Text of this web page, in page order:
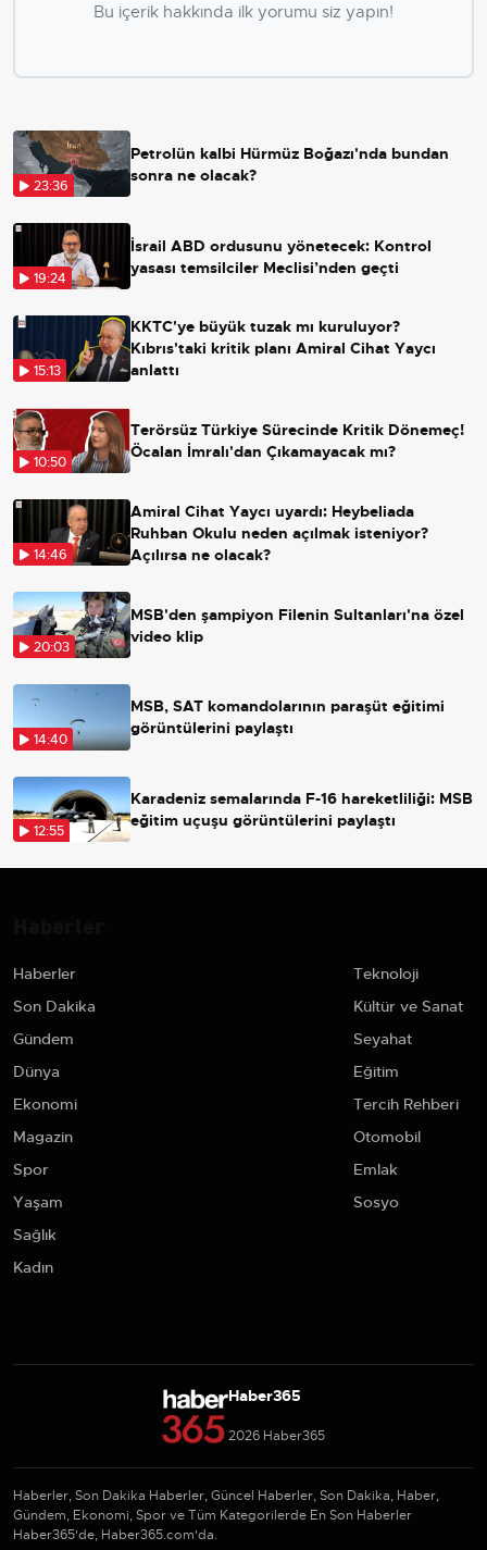
Bu içerik hakkında ilk yorumu siz yapın!
23:36
Petrolün kalbi Hürmüz Boğazı'nda bundan
sonra ne olacak?
19:24
İsrail ABD ordusunu yönetecek: Kontrol
yasası temsilciler Meclisi’nden geçti
15:13
KKTC'ye büyük tuzak mı kuruluyor?
Kıbrıs'taki kritik planı Amiral Cihat Yaycı
anlattı
10:50
Terörsüz Türkiye Sürecinde Kritik Dönemeç!
Öcalan İmralı'dan Çıkamayacak mı?
14:46
Amiral Cihat Yaycı uyardı: Heybeliada
Ruhban Okulu neden açılmak isteniyor?
Açılırsa ne olacak?
20:03
MSB'den şampiyon Filenin Sultanları'na özel
video klip
14:40
MSB, SAT komandolarının paraşüt eğitimi
görüntülerini paylaştı
12:55
Karadeniz semalarında F-16 hareketliliği: MSB
eğitim uçuşu görüntülerini paylaştı
Haberler
Son Dakika
Gündem
Dünya
Ekonomi
Magazin
Spor
Yaşam
Sağlık
Kadın
Teknoloji
Kültür ve Sanat
Seyahat
Eğitim
Tercih Rehberi
Otomobil
Emlak
Sosyo
Haber365
2026 Haber365
Haberler, Son Dakika Haberler, Güncel Haberler, Son Dakika, Haber,
Gündem, Ekonomi, Spor ve Tüm Kategorilerde En Son Haberler
Haber365'de, Haber365.com'da.